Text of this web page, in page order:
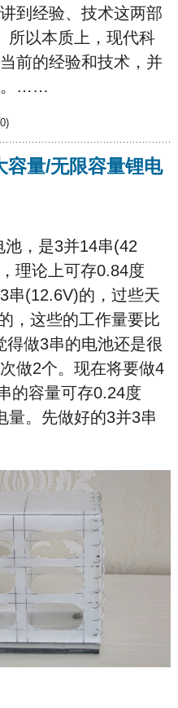
到经验、技术这两部
所以本质上，现代科
前的经验和技术，并
。……
容量/无限容量锂电
，是3并14串(42
理论上可存0.84度
串(12.6V)的，过些天
，这些的工作量要比
得做3串的电池还是很
做2个。现在将要做4
的容量可存0.24度
量。先做好的3并3串